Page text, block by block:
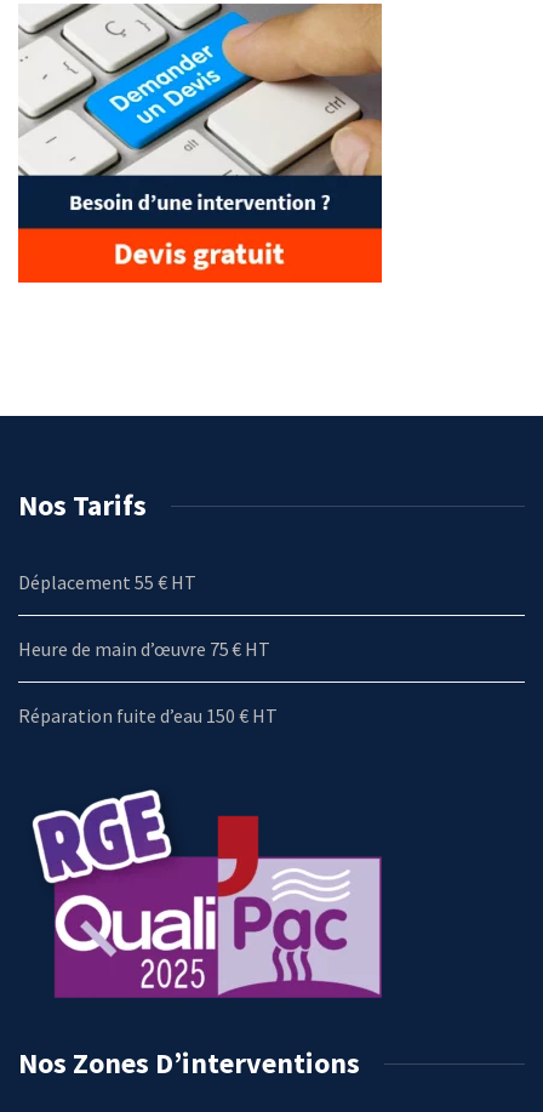
Nos Tarifs
Déplacement 55 € HT
Heure de main d’œuvre 75 € HT
Réparation fuite d’eau 150 € HT
Nos Zones D’interventions